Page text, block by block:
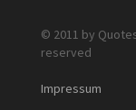
© 2011 by
reserved
Impressum